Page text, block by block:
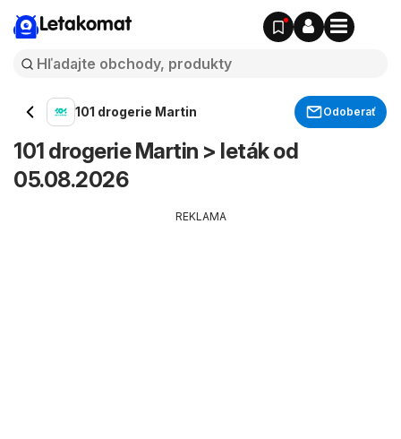
Letakomat
101 drogerie Martin Odoberať
101 drogerie Martin > leták od
05.08.2026
REKLAMA